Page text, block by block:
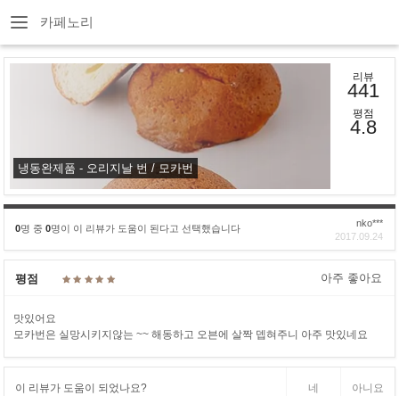
카페노리
냉동완제품 - 오리지날 번 / 모카번
리뷰
441
평점
4.8
0명 중 0명이 이 리뷰가 도움이 된다고 선택했습니다
nko***
2017.09.24
평점 아주 좋아요
맛있어요
모카번은 실망시키지않는 ~~ 해동하고 오븐에 살짝 뎁혀주니 아주 맛있네요
이 리뷰가 도움이 되었나요? 네 아니요